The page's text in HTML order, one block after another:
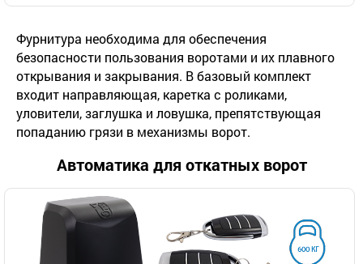
Фурнитура необходима для обеспечения
безопасности пользования воротами и их плавного
открывания и закрывания. В базовый комплект
входит направляющая, каретка с роликами,
уловители, заглушка и ловушка, препятствующая
попаданию грязи в механизмы ворот.
Автоматика для откатных ворот